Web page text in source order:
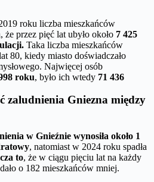
roku liczba mieszkańców
że przez pięć lat ubyło około 7 425
Taka liczba mieszkańców
80, kiedy miasto doświadczało
Najwięcej osób
roku, było ich wtedy 71 436
zaludnienia Gniezna między
w Gnieźnie wynosiła około 1
, natomiast w 2024 roku spadła
to, że w ciągu pięciu lat na każdy
o 182 mieszkańców mniej.